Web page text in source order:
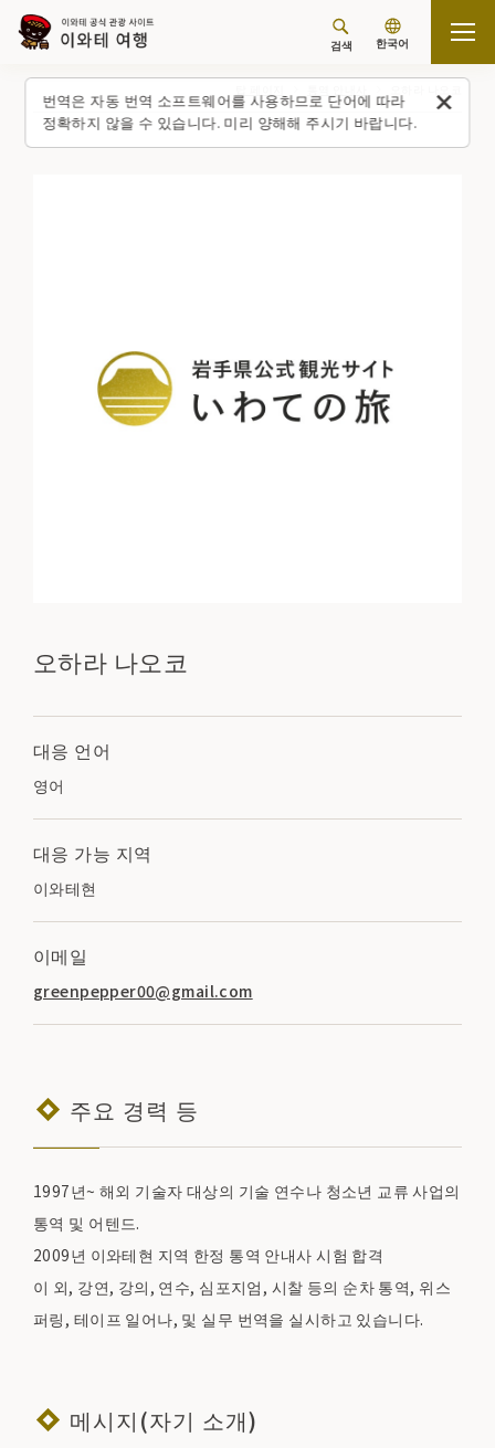
번역은 자동 번역 소프트웨어를 사용하므로 단어에 따라
정확하지 않을 수 있습니다. 미리 양해해 주시기 바랍니다.
검색 한국어
오하라 나오코
대응 언어
영어
대응 가능 지역
이와테현
이메일
greenpepper00@gmail.com
주요 경력 등
1997년~ 해외 기술자 대상의 기술 연수나 청소년 교류 사업의
통역 및 어텐드.
2009년 이와테현 지역 한정 통역 안내사 시험 합격
이 외, 강연, 강의, 연수, 심포지엄, 시찰 등의 순차 통역, 위스
퍼링, 테이프 일어나, 및 실무 번역을 실시하고 있습니다.
메시지(자기 소개)